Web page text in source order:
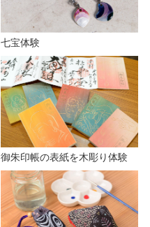
七宝体験
御朱印帳の表紙を木彫り体験